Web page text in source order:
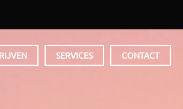
SERVICES CONTACT